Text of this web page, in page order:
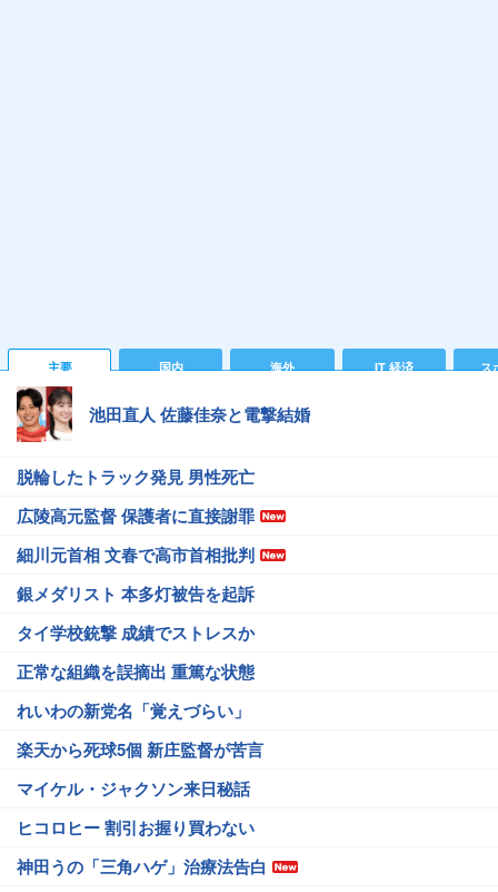
主要 国内 海外 IT 経済 ス
池田直人 佐藤佳奈と電撃結婚
脱輪したトラック発見 男性死亡
広陵高元監督 保護者に直接謝罪
細川元首相 文春で高市首相批判
銀メダリスト 本多灯被告を起訴
タイ学校銃撃 成績でストレスか
正常な組織を誤摘出 重篤な状態
れいわの新党名「覚えづらい」
楽天から死球5個 新庄監督が苦言
マイケル・ジャクソン来日秘話
ヒコロヒー 割引お握り買わない
神田うの「三角ハゲ」治療法告白